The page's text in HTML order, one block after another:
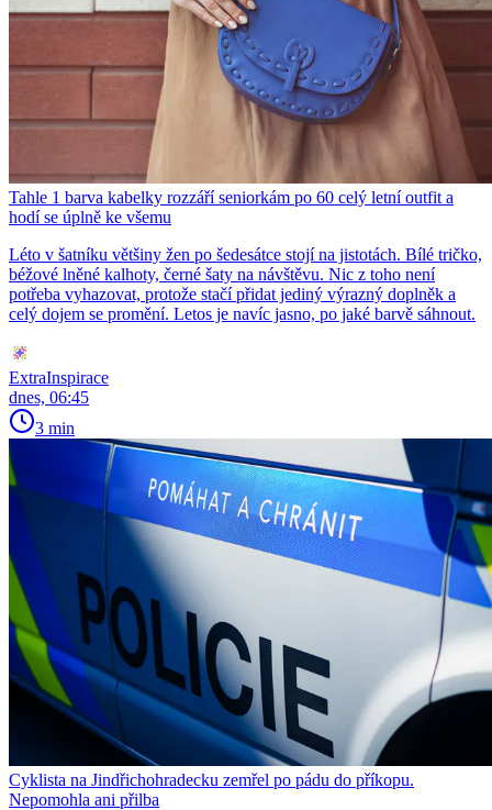
Tahle 1 barva kabelky rozzáří seniorkám po 60 celý letní outfit a
hodí se úplně ke všemu
Léto v šatníku většiny žen po šedesátce stojí na jistotách. Bílé tričko,
béžové lněné kalhoty, černé šaty na návštěvu. Nic z toho není
potřeba vyhazovat, protože stačí přidat jediný výrazný doplněk a
celý dojem se promění. Letos je navíc jasno, po jaké barvě sáhnout.
ExtraInspirace
dnes, 06:45
3 min
Cyklista na Jindřichohradecku zemřel po pádu do příkopu.
Nepomohla ani přilba